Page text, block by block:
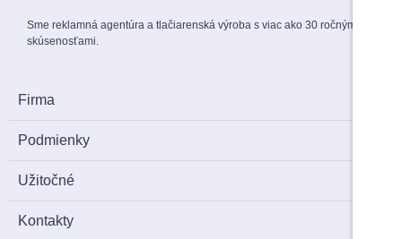
Sme reklamná agentúra a tlačiarenská výroba s viac ako 30 ročnými
skúsenosťami.
Firma
Podmienky
Užitočné
Kontakty